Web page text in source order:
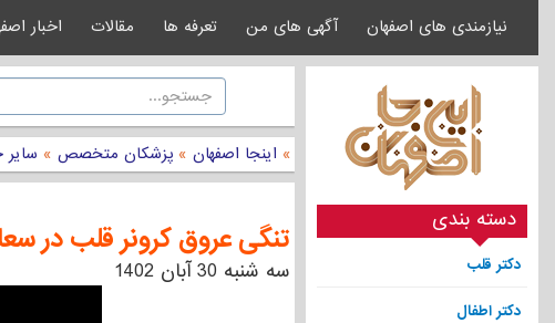
نیازمندی های اصفهان آگهی های من تعرفه ها مقالات اخبار
دسته بندی
دکتر قلب
دکتر اطفال
» اینجا اصفهان » پزشکان متخصص »
تنگی عروق کرونر قلب در
سه شنبه 30 آبان 1402